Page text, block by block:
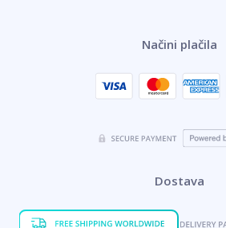
Načini plačila
Dostava